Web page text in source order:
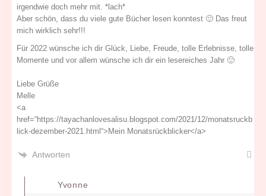
irgendwie doch mehr mit. *lach*
Aber schön, dass du viele gute Bücher lesen konntest 🙂 Das freut
mich wirklich sehr!!!
Für 2022 wünsche ich dir Glück, Liebe, Freude, tolle Erlebnisse, tolle
Momente und vor allem wünsche ich dir ein lesereiches Jahr 🙂
Liebe Grüße
Melle
<a
href=“https://tayachanlovesalisu.blogspot.com/2021/12/monatsruckb
lick-dezember-2021.html“>Mein Monatsrückblicker</a>
Antworten
Yvonne